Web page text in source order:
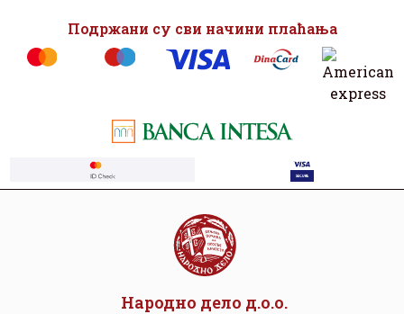
Подржани су сви начини плаћања
Народно дело д.о.о.